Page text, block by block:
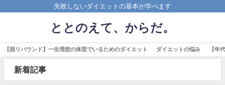
失敗しないダイエットの基本が学べます
ととのえて、からだ。
【脱リバウンド】一生理想の体型でいるためのダイエット ダイエットの悩み 【年
新着記事